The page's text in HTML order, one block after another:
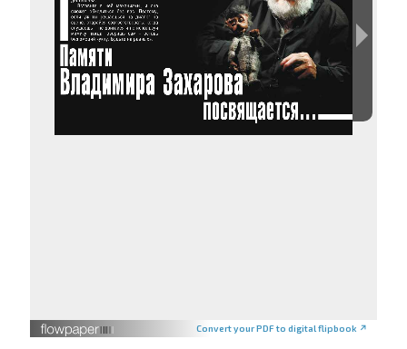
Convert your PDF to digital flipbook ↗